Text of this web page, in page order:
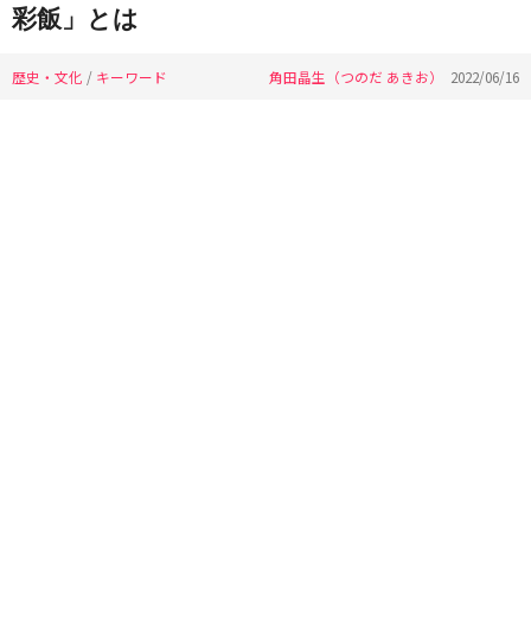
彩飯」とは
歴史・文化 / キーワード 角田晶生（つのだ あきお） 2022/06/16